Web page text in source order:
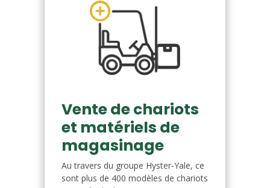
Vente de chariots
et matériels de
magasinage
Au travers du groupe Hyster-Yale, ce
sont plus de 400 modèles de chariots